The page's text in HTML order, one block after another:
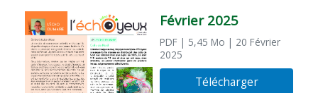
Février 2025
PDF | 5,45 Mo | 20 Février
2025
Télécharger